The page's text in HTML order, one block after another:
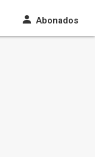
Abonados